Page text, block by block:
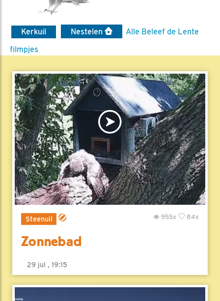
Kerkuil Nestelen
Alle Beleef de Lente
filmpjes
Steenuil 84x
955x
Zonnebad
29 jul , 19:15